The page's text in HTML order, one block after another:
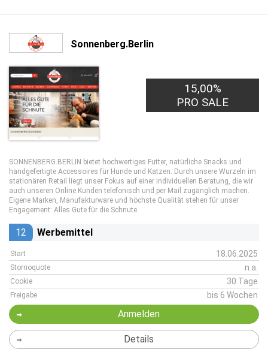
Sonnenberg.Berlin
15,00%
PRO SALE
SONNENBERG.BERLIN bietet hochwertiges Futter, natürliche Snacks und
handgefertigte Accessoires für Hunde und Katzen. Durch unsere Wurzeln im
stationären Retail liegt unser Fokus auf einer individuellen Beratung, die wir
auch unseren Online Kunden telefonisch und per Mail zugänglich machen.
Eigene Marken, Manufakturware und höchste Qualität stehen für unser
Engagement: Alles Gute für die Schnute.
12 Werbemittel
Start 18.06.2025
Stornoquote n.a.
Cookie 30 Tage
Freigabe bis 6 Wochen
Anmelden
Details